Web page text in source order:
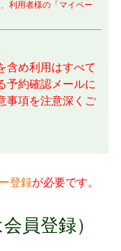
利用者様の「マイペー
含め利用はすべて
予約確認メールに
事項を注意深くご
登録が必要です。
員登録）